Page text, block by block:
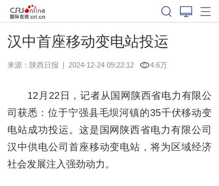
汉中首座移动变电站投运
来源： 陕西日报 | 2024-12-24 09:22:12 4.6万
12月22日，记者从国网陕西省电力有限公
司获悉：位于宁强县毛坝河镇的35千伏移动变
电站成功投运。这是国网陕西省电力有限公司
汉中供电公司首座移动变电站，将为区域经济
社会发展注入强劲动力。